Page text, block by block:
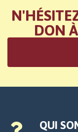
DON
QUI